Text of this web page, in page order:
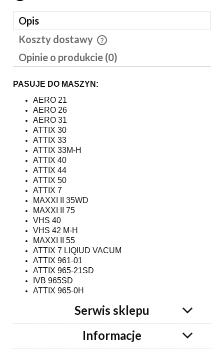
Opis
Koszty dostawy
Cena nie zawiera ewentualnych kosztów płatności
Opinie o produkcie (0)
PASUJE DO MASZYN:
AERO 21
AERO 26
AERO 31
ATTIX 30
ATTIX 33
ATTIX 33M-H
ATTIX 40
ATTIX 44
ATTIX 50
ATTIX 7
MAXXI II 35WD
MAXXI II 75
VHS 40
VHS 42 M-H
MAXXI II 55
ATTIX 7 LIQIUD VACUM
ATTIX 961-01
ATTIX 965-21SD
IVB 965SD
ATTIX 965-0H
Serwis sklepu
Informacje